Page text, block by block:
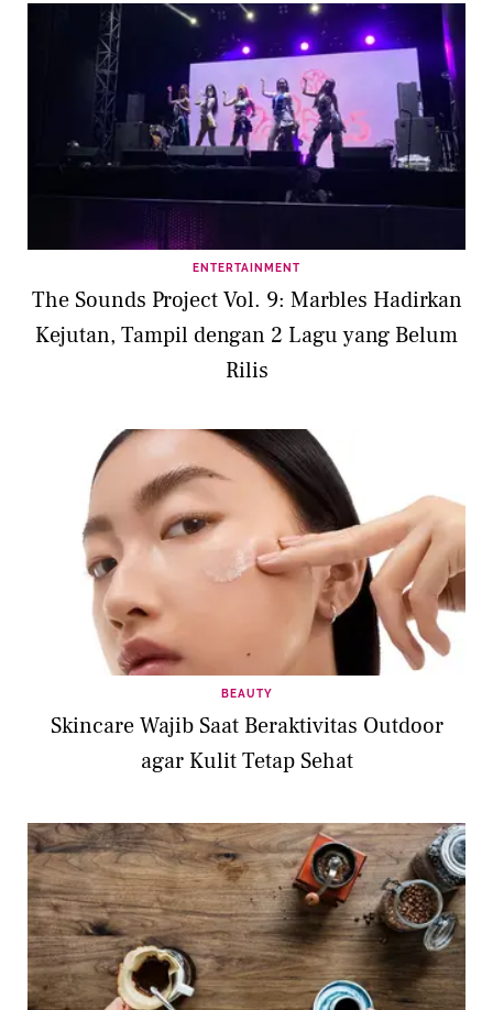
ENTERTAINMENT
The Sounds Project Vol. 9: Marbles Hadirkan
Kejutan, Tampil dengan 2 Lagu yang Belum
Rilis
BEAUTY
Skincare Wajib Saat Beraktivitas Outdoor
agar Kulit Tetap Sehat